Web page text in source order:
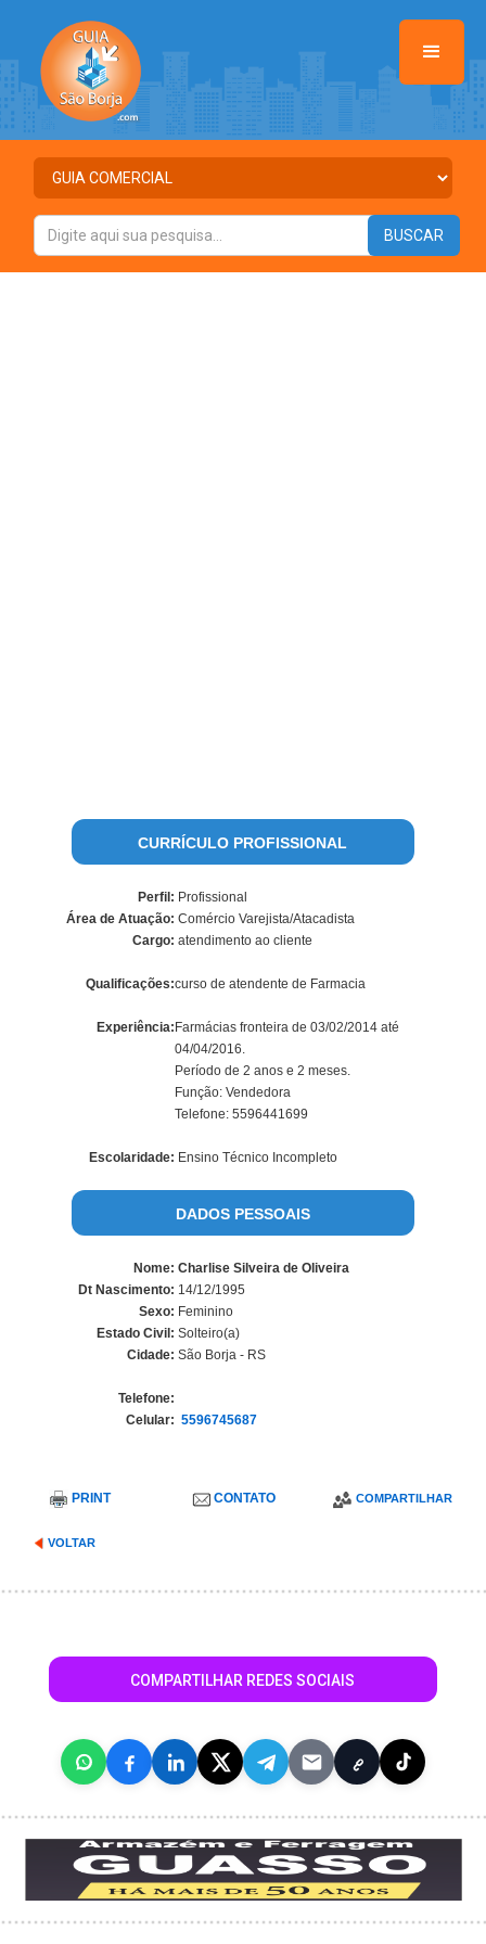
CURRÍCULO PROFISSIONAL
Perfil: Profissional
Área de Atuação: Comércio Varejista/Atacadista
Cargo: atendimento ao cliente
Qualificações:curso de atendente de Farmacia
Experiência: Farmácias fronteira de 03/02/2014 até
04/04/2016.
Período de 2 anos e 2 meses.
Função: Vendedora
Telefone: 5596441699
Escolaridade: Ensino Técnico Incompleto
DADOS PESSOAIS
Nome: Charlise Silveira de Oliveira
Dt Nascimento: 14/12/1995
Sexo: Feminino
Estado Civil: Solteiro(a)
Cidade: São Borja - RS
Telefone:
Celular: 5596745687
PRINT CONTATO COMPARTILHAR
VOLTAR
COMPARTILHAR REDES SOCIAIS